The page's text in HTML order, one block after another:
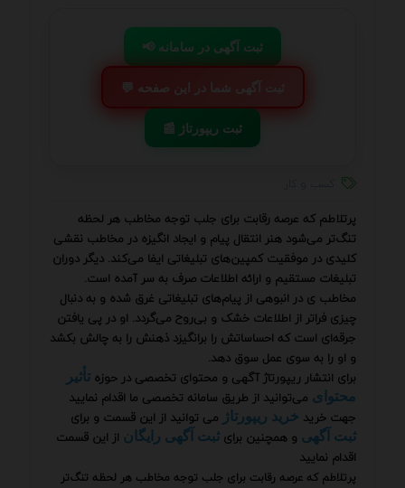
📢 ثبت آگهی در سامانه
💬 ثبت آگهی شما در این صفحه
📰 ثبت ریپورتاژ
پرتلاطم که عرصه رقابت برای جلب توجه مخاطب هر لحظه
تنگ‌تر می‌شود هنر انتقال پیام و ایجاد انگیزه در مخاطب نقشی
کلیدی در موفقیت کمپین‌های تبلیغاتی ایفا می‌کند. دیگر دوران
تبلیغات مستقیم و ارائه اطلاعات صرف به سر آمده است.
مخاطب ی در انبوهی از پیام‌های تبلیغاتی غرق شده و به دنبال
چیزی فراتر از اطلاعات خشک و بی‌روح می‌گردد. او در پی یافتن
جرقه‌ای است که احساساتش را برانگیزد ذهنش را به چالش بکشد
و او را به سوی عمل سوق دهد.
برای انتشار ریپورتاژ آگهی و محتوای تخصصی در حوزه تأثیر
محتوای می‌توانید از طریق سامانه تخصصی ما اقدام نمایید
جهت خرید خرید ریپورتاژ می توانید از این قسمت و برای
ثبت آگهی و همچنین برای ثبت آگهی رایگان از این قسمت
اقدام نمایید
پرتلاطم که عرصه رقابت برای جلب توجه مخاطب هر لحظه تنگ‌تر